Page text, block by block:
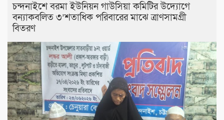
চন্দনাইশে বরমা ইউনিয়ন গাউসিয়া কমিটির উদ্যোগে
বন্যাকবলিত ৩’শতাধিক পরিবারের মাঝে ত্রাণসামগ্রী
বিতরণ